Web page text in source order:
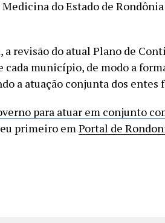
do Estado de
a revisão do atual Plano de
cada município, de modo a
a atuação conjunta dos entes
para atuar em conjunto
primeiro emPortal de